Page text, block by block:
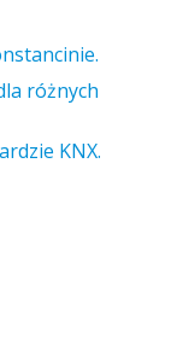
różnych
KNX.